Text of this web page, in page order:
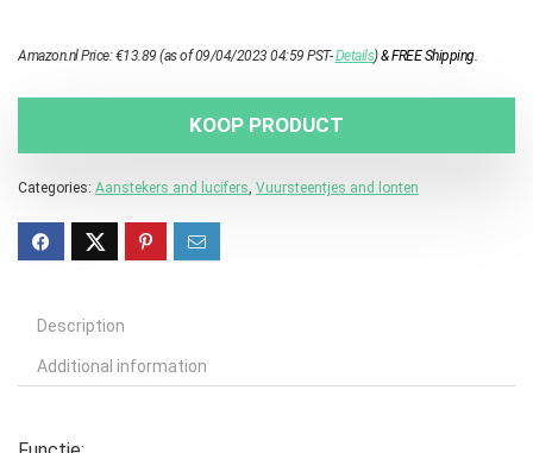
Amazon.nl Price:€13.89 (as of 09/04/2023 04:59 PST-Details)&FREE Shipping.
KOOP PRODUCT
Categories: Aanstekers and lucifers, Vuursteentjes and lonten
Description
Additional information